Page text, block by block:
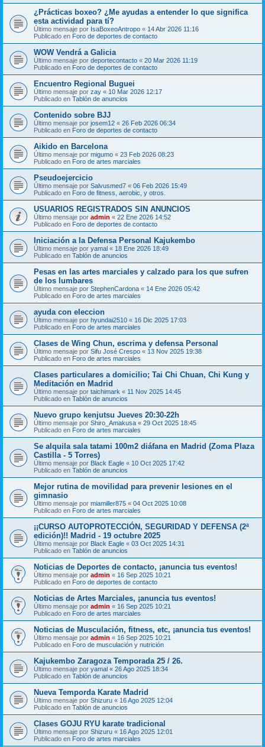
¿Prácticas boxeo? ¿Me ayudas a entender lo que significa
esta actividad para tí?
Último mensaje por IsaBoxeoAntropo « 14 Abr 2026 11:16
Publicado en Foro de deportes de contacto
WOW Vendrá a Galicia
Último mensaje por deportecontacto « 20 Mar 2026 11:19
Publicado en Foro de deportes de contacto
Encuentro Regional Buguei
Último mensaje por zay « 10 Mar 2026 12:17
Publicado en Tablón de anuncios
Contenido sobre BJJ
Último mensaje por josem12 « 26 Feb 2026 06:34
Publicado en Foro de deportes de contacto
Aikido en Barcelona
Último mensaje por migumo « 23 Feb 2026 08:23
Publicado en Foro de artes marciales
Pseudoejercicio
Último mensaje por Salvusmed7 « 06 Feb 2026 15:49
Publicado en Foro de fitness, aerobic, y otros.
USUARIOS REGISTRADOS SIN ANUNCIOS
Último mensaje por admin « 22 Ene 2026 14:52
Publicado en Foro de deportes de contacto
Iniciación a la Defensa Personal Kajukembo
Último mensaje por yamal « 18 Ene 2026 18:49
Publicado en Tablón de anuncios
Pesas en las artes marciales y calzado para los que sufren
de los lumbares
Último mensaje por StephenCardona « 14 Ene 2026 05:42
Publicado en Foro de artes marciales
ayuda con eleccion
Último mensaje por hyundai2510 « 16 Dic 2025 17:03
Publicado en Foro de artes marciales
Clases de Wing Chun, escrima y defensa Personal
Último mensaje por Sifu José Crespo « 13 Nov 2025 19:38
Publicado en Foro de artes marciales
Clases particulares a domicilio; Tai Chi Chuan, Chi Kung y
Meditación en Madrid
Último mensaje por taichimark « 11 Nov 2025 14:45
Publicado en Tablón de anuncios
Nuevo grupo kenjutsu Jueves 20:30-22h
Último mensaje por Shiro_Amakusa « 29 Oct 2025 18:45
Publicado en Foro de artes marciales
Se alquila sala tatami 100m2 diáfana en Madrid (Zoma Plaza
Castilla - 5 Torres)
Último mensaje por Black Eagle « 10 Oct 2025 17:42
Publicado en Tablón de anuncios
Mejor rutina de movilidad para prevenir lesiones en el
gimnasio
Último mensaje por miamiller875 « 04 Oct 2025 10:08
Publicado en Foro de artes marciales
¡¡CURSO AUTOPROTECCIÓN, SEGURIDAD Y DEFENSA (2ª
edición)!! Madrid - 19 octubre 2025
Último mensaje por Black Eagle « 03 Oct 2025 14:31
Publicado en Tablón de anuncios
Noticias de Deportes de contacto, ¡anuncia tus eventos!
Último mensaje por admin « 16 Sep 2025 10:21
Publicado en Foro de deportes de contacto
Noticias de Artes Marciales, ¡anuncia tus eventos!
Último mensaje por admin « 16 Sep 2025 10:21
Publicado en Foro de artes marciales
Noticias de Musculación, fitness, etc, ¡anuncia tus eventos!
Último mensaje por admin « 16 Sep 2025 10:21
Publicado en Foro de musculación y nutrición
Kajukembo Zaragoza Temporada 25 / 26.
Último mensaje por yamal « 26 Ago 2025 18:34
Publicado en Tablón de anuncios
Nueva Temporda Karate Madrid
Último mensaje por Shizuru « 16 Ago 2025 12:04
Publicado en Tablón de anuncios
Clases GOJU RYU karate tradicional
Último mensaje por Shizuru « 16 Ago 2025 12:01
Publicado en Foro de artes marciales